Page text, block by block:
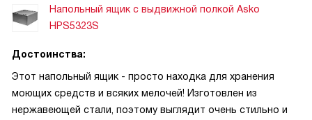
Напольный ящик с выдвижной полкой Asko
HPS5323S
Достоинства:
Этот напольный ящик - просто находка для хранения
моющих средств и всяких мелочей! Изготовлен из
нержавеющей стали, поэтому выглядит очень стильно и